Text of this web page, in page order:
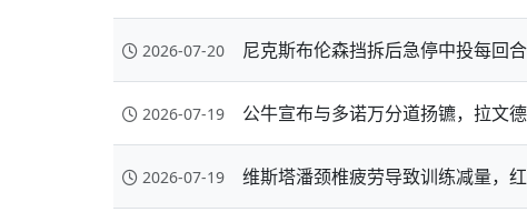
2026-07-20 尼克斯布伦森挡拆后急停中投每回
2026-07-19 公牛宣布与多诺万分道扬镳，拉文
2026-07-19 维斯塔潘颈椎疲劳导致训练减量，